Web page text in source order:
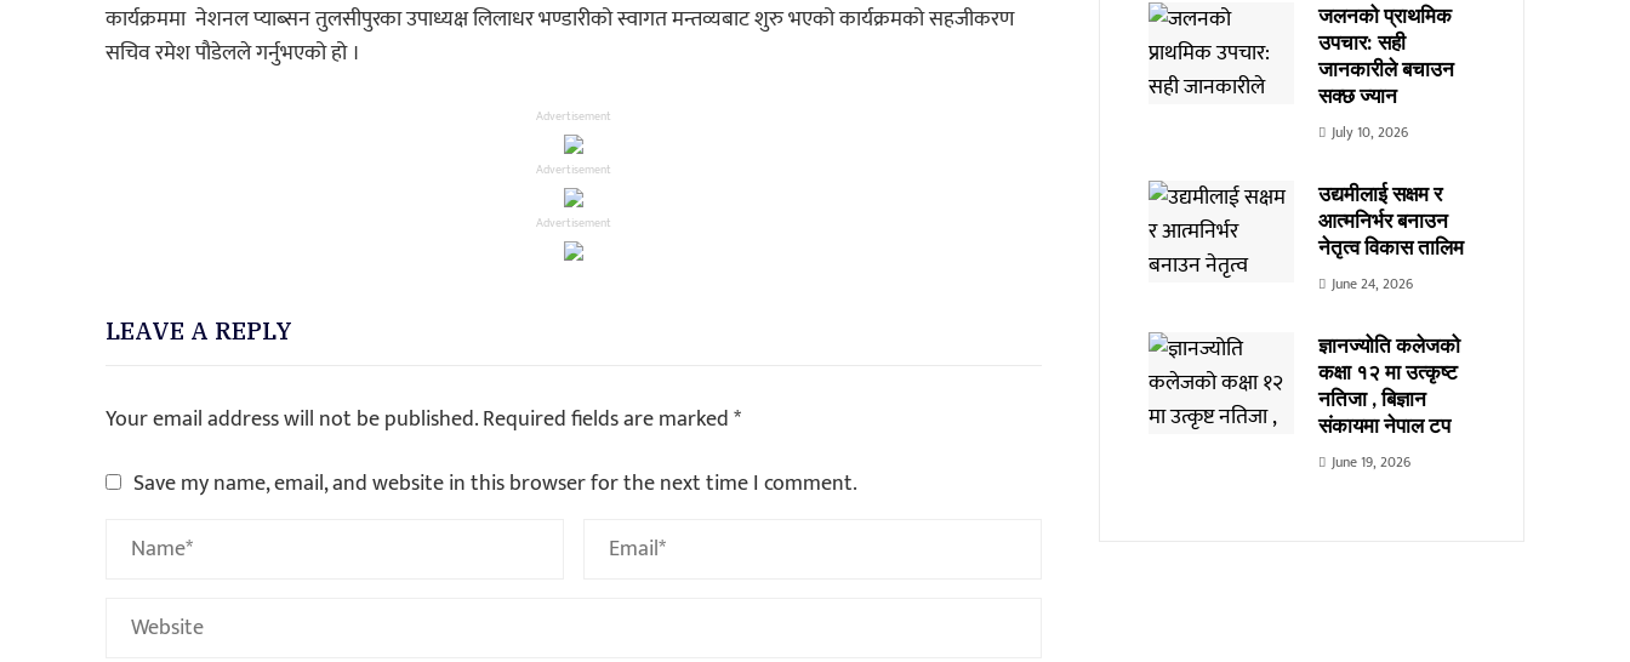
कार्यक्रममा नेशनल प्याब्सन तुलसीपुरका उपाध्यक्ष लिलाधर भण्डारीको स्वागत मन्तव्यबाट शुरु भएको कार्यक्रमको सहजीकरण
सचिव रमेश पौडेलले गर्नुभएको हो ।
Advertisement
Advertisement
Advertisement
LEAVE A REPLY
Your email address will not be published.Required fields are marked*
Save my name, email, and website in this browser for the next time I comment.
जलनको प्राथमिक
उपचार: सही
जानकारीले बचाउन
सक्छ ज्यान
July 10, 2026
उद्यमीलाई सक्षम र
आत्मनिर्भर बनाउन
नेतृत्व विकास तालिम
June 24, 2026
ज्ञानज्योति कलेजको
कक्षा १२ मा उत्कृष्ट
नतिजा , बिज्ञान
संकायमा नेपाल टप
June 19, 2026